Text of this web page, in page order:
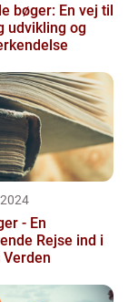
bøger: En vej til
udvikling og
- En
Rejse ind i
Verden